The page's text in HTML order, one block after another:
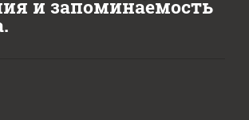
и запоминаемость